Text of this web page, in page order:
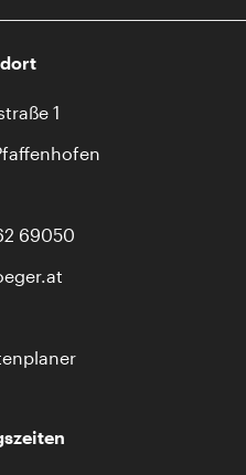
1
69050